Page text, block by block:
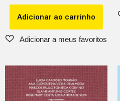
Adicionar ao carrinho